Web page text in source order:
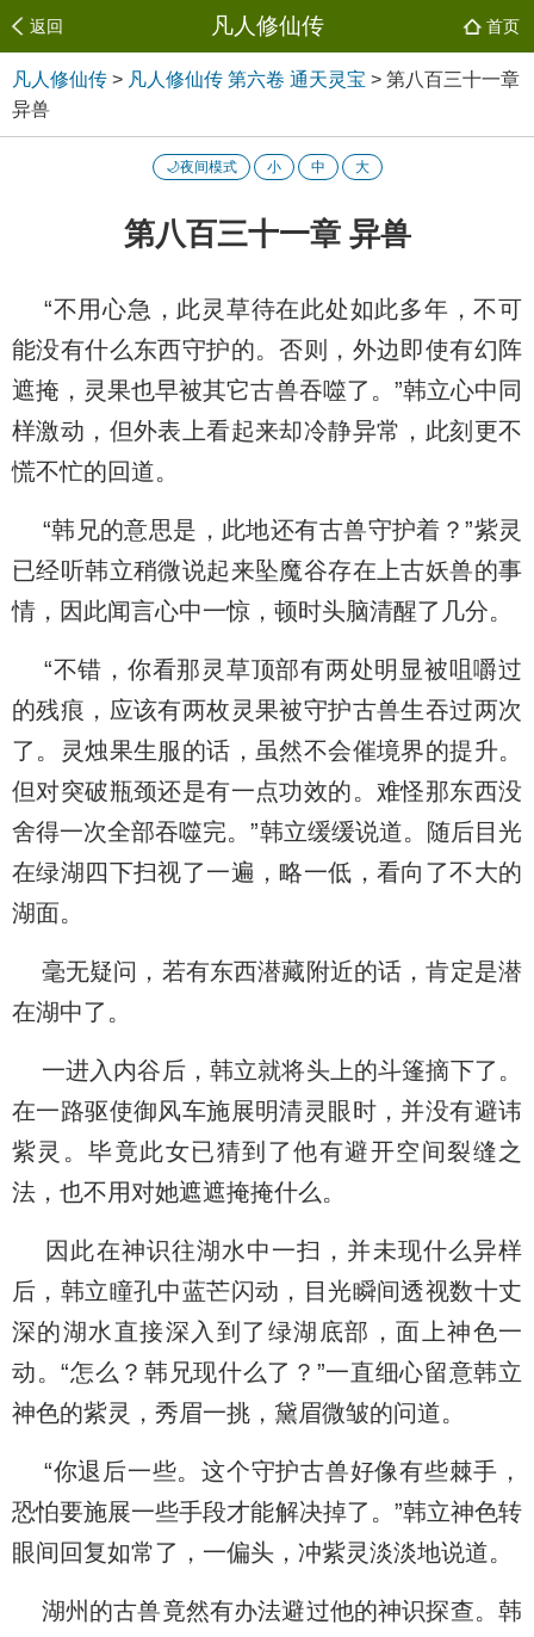
返回 凡人修仙传 首页
凡人修仙传 > 凡人修仙传 第六卷 通天灵宝 > 第八百三十一章
异兽
🌙夜间模式 小 中 大
第八百三十一章 异兽
“不用心急，此灵草待在此处如此多年，不可
能没有什么东西守护的。否则，外边即使有幻阵
遮掩，灵果也早被其它古兽吞噬了。”韩立心中同
样激动，但外表上看起来却冷静异常，此刻更不
慌不忙的回道。
“韩兄的意思是，此地还有古兽守护着？”紫灵
已经听韩立稍微说起来坠魔谷存在上古妖兽的事
情，因此闻言心中一惊，顿时头脑清醒了几分。
“不错，你看那灵草顶部有两处明显被咀嚼过
的残痕，应该有两枚灵果被守护古兽生吞过两次
了。灵烛果生服的话，虽然不会催境界的提升。
但对突破瓶颈还是有一点功效的。难怪那东西没
舍得一次全部吞噬完。”韩立缓缓说道。随后目光
在绿湖四下扫视了一遍，略一低，看向了不大的
湖面。
毫无疑问，若有东西潜藏附近的话，肯定是潜
在湖中了。
一进入内谷后，韩立就将头上的斗篷摘下了。
在一路驱使御风车施展明清灵眼时，并没有避讳
紫灵。毕竟此女已猜到了他有避开空间裂缝之
法，也不用对她遮遮掩掩什么。
因此在神识往湖水中一扫，并未现什么异样
后，韩立瞳孔中蓝芒闪动，目光瞬间透视数十丈
深的湖水直接深入到了绿湖底部，面上神色一
动。“怎么？韩兄现什么了？”一直细心留意韩立
神色的紫灵，秀眉一挑，黛眉微皱的问道。
“你退后一些。这个守护古兽好像有些棘手，
恐怕要施展一些手段才能解决掉了。”韩立神色转
眼间回复如常了，一偏头，冲紫灵淡淡地说道。
湖州的古兽竟然有办法避过他的神识探查。韩